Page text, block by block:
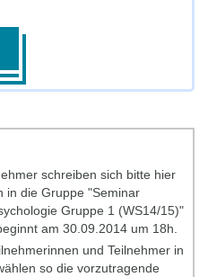
schreiben sich bitte hier
in die Gruppe "Seminar
Gruppe 1 (WS14/15)"
am 30.09.2014 um 18h.
und Teilnehmer in
so die vorzutragende